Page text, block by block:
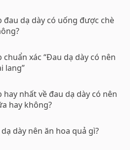
đau dạ dày có uống được chè
chuẩn xác “Đau dạ dày có nên
lang”
hay nhất về đau dạ dày có nên
hay không?
dày nên ăn hoa quả gì?